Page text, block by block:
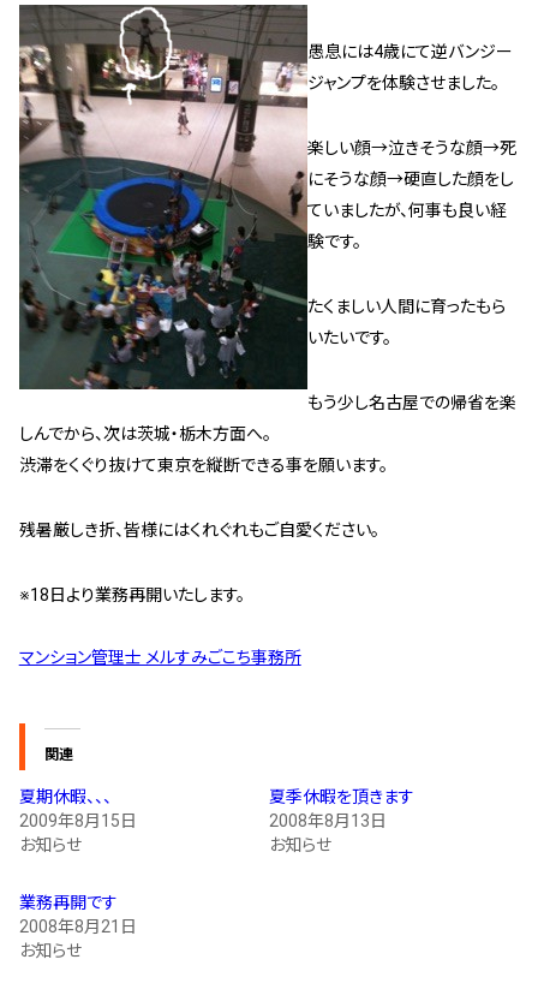
愚息には4歳にて逆バンジー
ジャンプを体験させました。
楽しい顔→泣きそうな顔→死
にそうな顔→硬直した顔をし
ていましたが、何事も良い経
験です。
たくましい人間に育ったもら
いたいです。
もう少し名古屋での帰省を楽
しんでから、次は茨城・栃木方面へ。
渋滞をくぐり抜けて東京を縦断できる事を願います。
残暑厳しき折、皆様にはくれぐれもご自愛ください。
※18日より業務再開いたします。
マンション管理士 メルすみごこち事務所
関連
夏期休暇、、、
2009年8月15日
お知らせ
夏季休暇を頂きます
2008年8月13日
お知らせ
業務再開です
2008年8月21日
お知らせ